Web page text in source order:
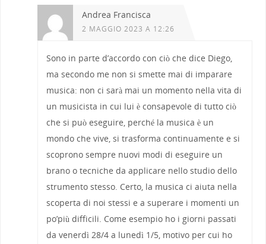
Andrea Francisca
2 MAGGIO 2023 A 12:26
Sono in parte d’accordo con ciò che dice Diego,
ma secondo me non si smette mai di imparare
musica: non ci sarà mai un momento nella vita di
un musicista in cui lui è consapevole di tutto ciò
che si può eseguire, perché la musica è un
mondo che vive, si trasforma continuamente e si
scoprono sempre nuovi modi di eseguire un
brano o tecniche da applicare nello studio dello
strumento stesso. Certo, la musica ci aiuta nella
scoperta di noi stessi e a superare i momenti un
po’più difficili. Come esempio ho i giorni passati
da venerdì 28/4 a lunedì 1/5, motivo per cui ho